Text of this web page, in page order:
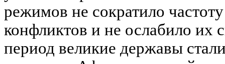
режимов не сократило
конфликтов и не ослабило их
период великие державы